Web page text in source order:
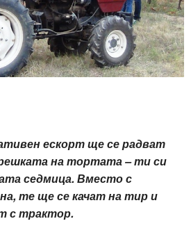
ескорт ще се радват
на тортата – ти си
седмица. Вместо с
те ще се качат на тир и
с трактор.